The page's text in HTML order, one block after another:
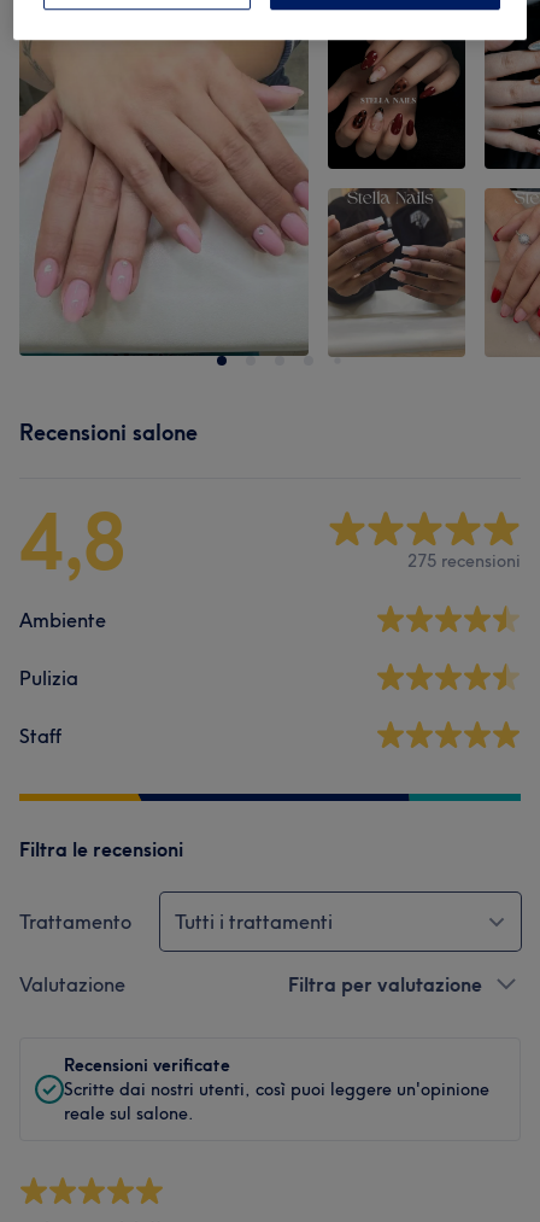
Recensioni salone
4,8 275 recensioni
Ambiente
Pulizia
Staff
Filtra le recensioni
Trattamento Tutti i trattamenti
Valutazione Filtra per valutazione
Recensioni verificate
Scritte dai nostri utenti, così puoi leggere un'opinione
reale sul salone.